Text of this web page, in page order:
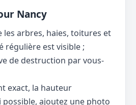
Nancy
les arbres, haies, toitures et
régulière est visible ;
de destruction par vous-
exact, la hauteur
ajoutez une photo